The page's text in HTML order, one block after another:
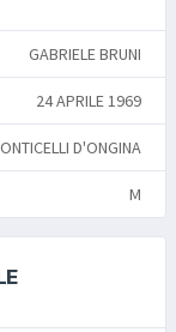
GABRIELE BRUNI
24 APRILE 1969
D'ONGINA
M